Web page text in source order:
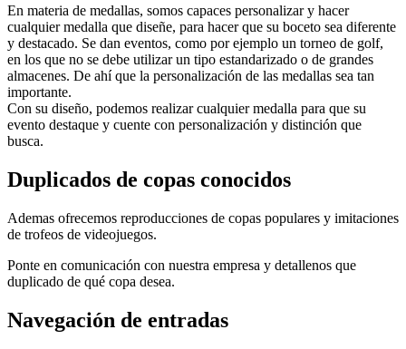
En materia de medallas, somos capaces personalizar y hacer
cualquier medalla que diseñe, para hacer que su boceto sea diferente
y destacado. Se dan eventos, como por ejemplo un torneo de golf,
en los que no se debe utilizar un tipo estandarizado o de grandes
almacenes. De ahí que la personalización de las medallas sea tan
importante.
Con su diseño, podemos realizar cualquier medalla para que su
evento destaque y cuente con personalización y distinción que
busca.
Duplicados de copas conocidos
Ademas ofrecemos reproducciones de copas populares y imitaciones
de trofeos de videojuegos.
Ponte en comunicación con nuestra empresa y detallenos que
duplicado de qué copa desea.
Navegación de entradas